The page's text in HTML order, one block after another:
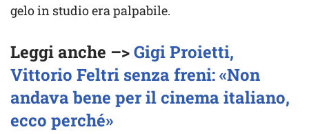
gelo in studio era palpabile.
Leggi anche –>Gigi Proietti,
Vittorio Feltri senza freni: «Non
andava bene per il cinema italiano,
ecco perché»